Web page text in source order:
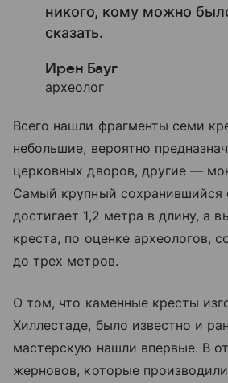
никого, кому можно
сказать.
Ирен Бауг
археолог
Всего нашли фрагменты семи
небольшие, вероятно
церковных дворов, другие —
Самый крупный сохранившийся
достигает 1,2 метра в длину, а
креста, по оценке археологов,
до трех метров.
О том, что каменные кресты
Хиллестаде, было известно и
мастерскую нашли впервые. В
жерновов, которые